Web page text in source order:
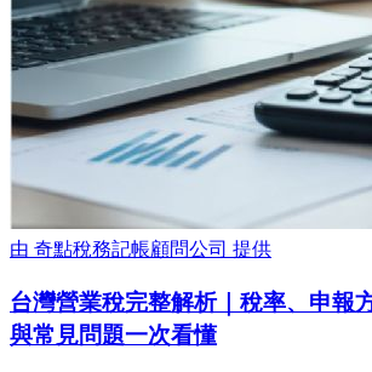
由 奇點稅務記帳顧問公司 提供
台灣營業稅完整解析｜稅率、申報
與常見問題一次看懂